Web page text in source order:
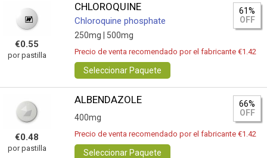
€0.55
por pastilla
CHLOROQUINE
Chloroquine phosphate
250mg | 500mg
61%
OFF
Precio de venta recomendado por el fabricante €1.42
Seleccionar Paquete
€0.48
por pastilla
ALBENDAZOLE
400mg
66%
OFF
Precio de venta recomendado por el fabricante €1.42
Seleccionar Paquete